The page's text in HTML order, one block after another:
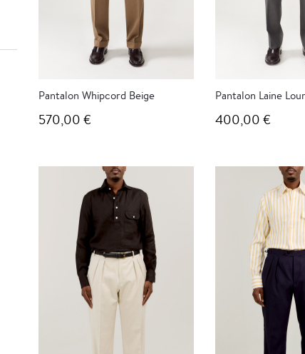
Pantalon Whipcord Beige
570,00 €
Pantalon Laine
400,00 €